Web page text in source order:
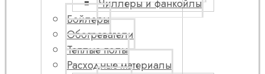
Чиллеры и фанкойлы
Бойлеры
Обогреватели
Теплые полы
Расходные материалы